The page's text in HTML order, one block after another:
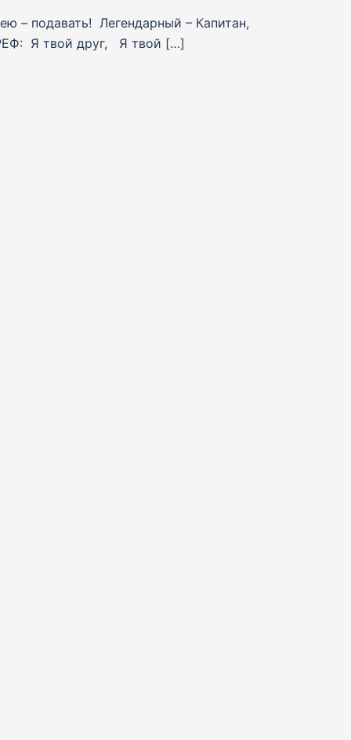
– подавать! Легендарный – Капитан,
Я твой друг, Я твой […]